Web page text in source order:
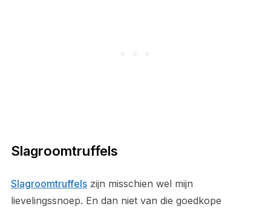
Slagroomtruffels
Slagroomtruffelszijn misschien wel mijn
lievelingssnoep. En dan niet van die goedkope